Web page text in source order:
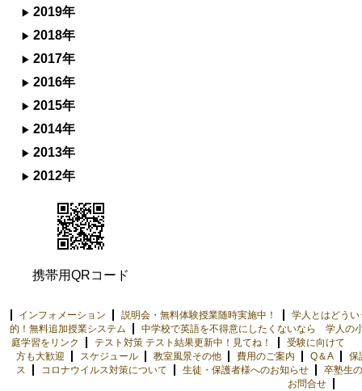
2019年
2018年
2017年
2016年
2015年
2014年
2013年
2012年
携帯用QRコード
インフォメーション 説明会・無料体験授業随時実施中！
学人とはどう
的！無料追加授業システム
中学校で英語を不得意にしたくないなら 学人の
庭学習をリンク
テスト対策 テスト結果更新中！見てね！
受験に向けて
方も大歓迎
スケジュール 教室風景その他 費用のご案内 Q＆A
保
ス
コロナウイルス対策について 生徒・保護者様へのお知らせ
卒塾
お問合せ